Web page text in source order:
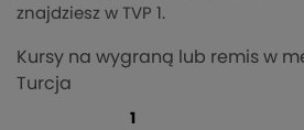
znajdziesz w TVP 1.
Kursy na wygraną lub remis w
Turcja
1